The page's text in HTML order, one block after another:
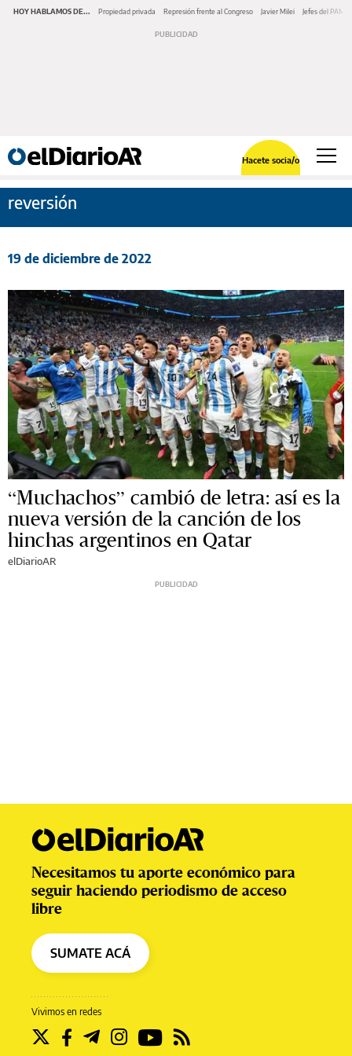
HOY HABLAMOS DE... Propiedad privada Represión frente al Congreso Javier Milei Jefes del PAMI
Hacete socia/o
reversión
19 de diciembre de 2022
“Muchachos” cambió de letra: así es la
nueva versión de la canción de los
hinchas argentinos en Qatar
elDiarioAR
Vivimos en redes
Necesitamos tu aporte económico para
seguir haciendo periodismo de acceso
libre
SUMATE ACÁ